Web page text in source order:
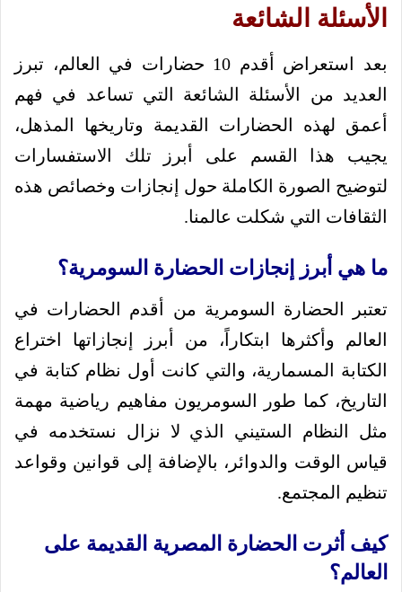
الأسئلة الشائعة
بعد استعراض أقدم 10 حضارات في العالم، تبرز
العديد من الأسئلة الشائعة التي تساعد في فهم
أعمق لهذه الحضارات القديمة وتاريخها المذهل،
يجيب هذا القسم على أبرز تلك الاستفسارات
لتوضيح الصورة الكاملة حول إنجازات وخصائص هذه
الثقافات التي شكلت عالمنا.
ما هي أبرز إنجازات الحضارة السومرية؟
تعتبر الحضارة السومرية من أقدم الحضارات في
العالم وأكثرها ابتكاراً، من أبرز إنجازاتها اختراع
الكتابة المسمارية، والتي كانت أول نظام كتابة في
التاريخ، كما طور السومريون مفاهيم رياضية مهمة
مثل النظام الستيني الذي لا نزال نستخدمه في
قياس الوقت والدوائر، بالإضافة إلى قوانين وقواعد
تنظيم المجتمع.
كيف أثرت الحضارة المصرية القديمة على
العالم؟